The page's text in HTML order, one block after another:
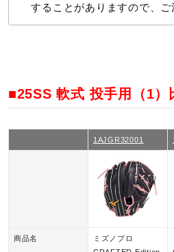
することがありますので、ご
■25SS 軟式 投手用（1）
1AJGR32001
商品名
ミズノプロ